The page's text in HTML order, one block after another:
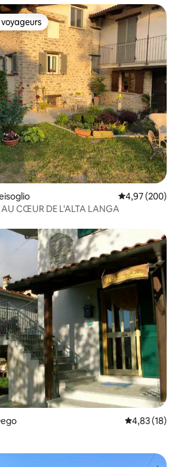
les plus appréciés
Évaluation
4,97 (200)
CŒUR DE L'ALTA LANGA
Évaluation
4,83 (18)